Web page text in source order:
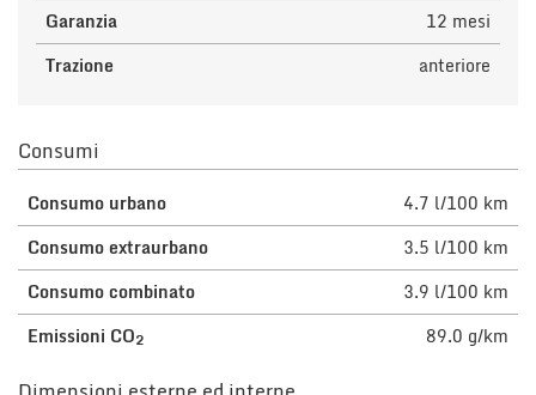
Garanzia
12 mesi
Trazione
anteriore
Consumi
Consumo urbano
4.7 l/100 km
Consumo extraurbano
3.5 l/100 km
Consumo combinato
3.9 l/100 km
Emissioni CO2 89.0 g/km